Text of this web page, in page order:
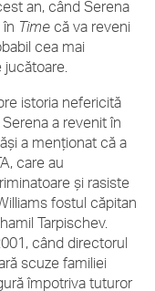
an, când Serena
Time că va reveni
cea mai
istoria nefericită
a revenit în
a menționat că a
care au
și rasiste
fostul căpitan
Tarpischev.
când directorul
scuze familiei
împotriva tuturor